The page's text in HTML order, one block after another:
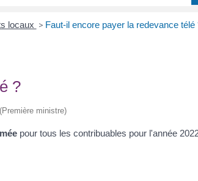
locaux > Faut-il encore payer la redevance télé
?
ministre)
pour tous les contribuables pour l'année